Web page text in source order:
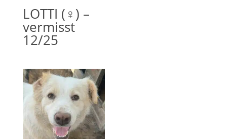
LOTTI (♀) –
vermisst
12/25